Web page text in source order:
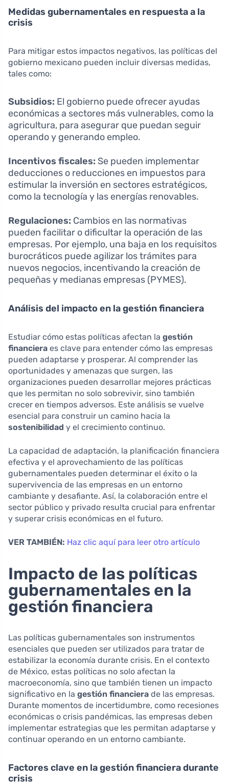
Medidas gubernamentales en respuesta a la
crisis
Para mitigar estos impactos negativos, las políticas del
gobierno mexicano pueden incluir diversas medidas,
tales como:
Subsidios: El gobierno puede ofrecer ayudas
económicas a sectores más vulnerables, como la
agricultura, para asegurar que puedan seguir
operando y generando empleo.
Incentivos fiscales: Se pueden implementar
deducciones o reducciones en impuestos para
estimular la inversión en sectores estratégicos,
como la tecnología y las energías renovables.
Regulaciones: Cambios en las normativas
pueden facilitar o dificultar la operación de las
empresas. Por ejemplo, una baja en los requisitos
burocráticos puede agilizar los trámites para
nuevos negocios, incentivando la creación de
pequeñas y medianas empresas (PYMES).
Análisis del impacto en la gestión financiera
Estudiar cómo estas políticas afectan la gestión
financiera es clave para entender cómo las empresas
pueden adaptarse y prosperar. Al comprender las
oportunidades y amenazas que surgen, las
organizaciones pueden desarrollar mejores prácticas
que les permitan no solo sobrevivir, sino también
crecer en tiempos adversos. Este análisis se vuelve
esencial para construir un camino hacia la
sostenibilidad y el crecimiento continuo.
La capacidad de adaptación, la planificación financiera
efectiva y el aprovechamiento de las políticas
gubernamentales pueden determinar el éxito o la
supervivencia de las empresas en un entorno
cambiante y desafiante. Así, la colaboración entre el
sector público y privado resulta crucial para enfrentar
y superar crisis económicas en el futuro.
VER TAMBIÉN: Haz clic aquí para leer otro artículo
Impacto de las políticas
gubernamentales en la
gestión financiera
Las políticas gubernamentales son instrumentos
esenciales que pueden ser utilizados para tratar de
estabilizar la economía durante crisis. En el contexto
de México, estas políticas no solo afectan la
macroeconomía, sino que también tienen un impacto
significativo en la gestión financiera de las empresas.
Durante momentos de incertidumbre, como recesiones
económicas o crisis pandémicas, las empresas deben
implementar estrategias que les permitan adaptarse y
continuar operando en un entorno cambiante.
Factores clave en la gestión financiera durante
crisis